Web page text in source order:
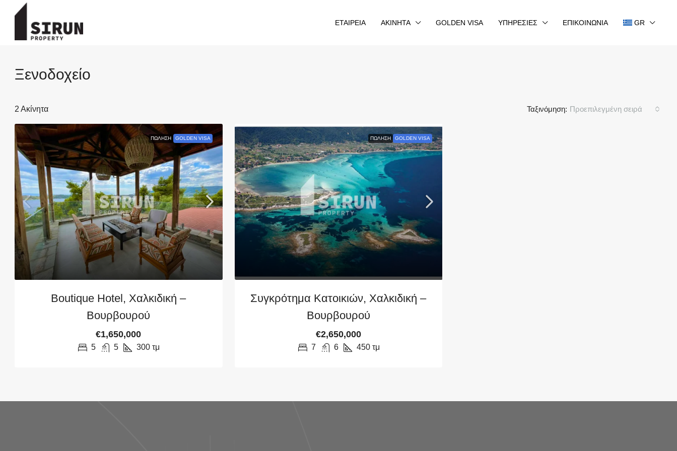
ΕΤΑΙΡΕΙΑ AKINHTA GOLDEN VISA ΥΠΗΡΕΣΙΕΣ ΕΠΙΚΟΙΝΩΝΙΑ GR
Ξενοδοχείο
2 Ακίνητα Ταξινόμηση: Προεπιλεγμένη σειρά
ΠΏΛΗΣΗ GOLDEN VISA
Boutique Hotel, Χαλκιδική –
Βουρβουρού
€1,650,000
5 5 300 τμ
ΠΏΛΗΣΗ GOLDEN VISA
Συγκρότημα Κατοικιών, Χαλκιδική –
Βουρβουρού
€2,650,000
7 6 450 τμ